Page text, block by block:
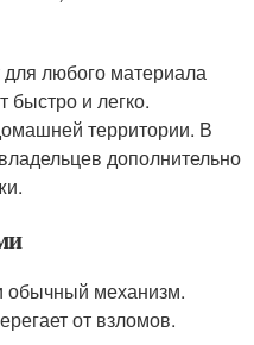
любого материала
быстро и легко.
территории. В
дополнительно
обычный механизм.
от взломов.